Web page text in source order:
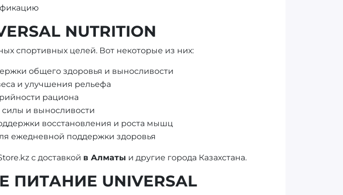
NUTRITION
спортивных целей. Вот некоторые из них:
общего здоровья и выносливости
и улучшения рельефа
рациона
и выносливости
восстановления и роста мышц
ежедневной поддержки здоровья
с доставкой в Алматы и другие города Казахстана.
UNIVERSAL